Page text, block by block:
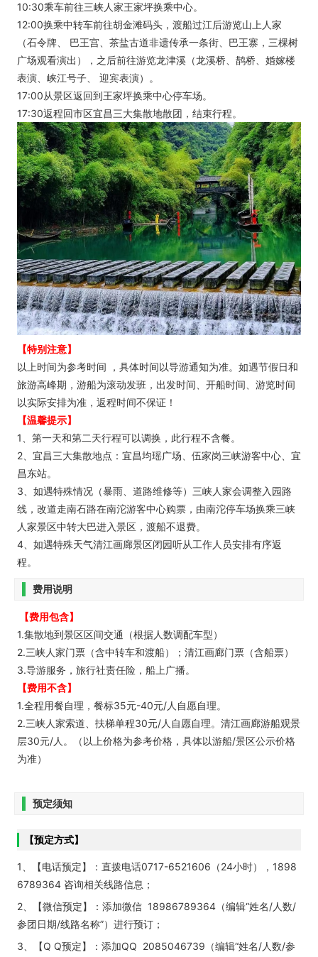
10:30乘车前往三峡人家王家坪换乘中心。
12:00换乘中转车前往胡金滩码头，渡船过江后游览山上人家
（石令牌、 巴王宫、茶盐古道非遗传承一条街、巴王寨，三棵树
广场观看演出），之后前往游览龙津溪（龙溪桥、鹊桥、婚嫁楼
表演、峡江号子、 迎宾表演）。
17:00从景区返回到王家坪换乘中心停车场。
17:30返程回市区宜昌三大集散地散团，结束行程。
【特别注意】
以上时间为参考时间 ，具体时间以导游通知为准。如遇节假日和
旅游高峰期，游船为滚动发班，出发时间、开船时间、游览时间
以实际安排为准，返程时间不保证！
【温馨提示】
1、第一天和第二天行程可以调换，此行程不含餐。
2、宜昌三大集散地点：宜昌均瑶广场、伍家岗三峡游客中心、宜
昌东站。
3、如遇特殊情况（暴雨、道路维修等）三峡人家会调整入园路
线，改道走南石路在南沱游客中心购票，由南沱停车场换乘三峡
人家景区中转大巴进入景区，渡船不退费。
4、如遇特殊天气清江画廊景区闭园听从工作人员安排有序返
程。
费用说明
【费用包含】
1.集散地到景区区间交通（根据人数调配车型）
2.三峡人家门票（含中转车和渡船）；清江画廊门票（含船票）
3.导游服务，旅行社责任险，船上广播。
【费用不含】
1.全程用餐自理，餐标35元-40元/人自愿自理。
2.三峡人家索道、扶梯单程30元/人自愿自理。清江画廊游船观景
层30元/人。（以上价格为参考价格，具体以游船/景区公示价格
为准）
预定须知
【预定方式】
1、【电话预定】：直拨电话0717-6521606（24小时），1898
6789364 咨询相关线路信息；
2、【微信预定】：添加微信 18986789364（编辑“姓名/人数/
参团日期/线路名称”）进行预订；
3、【Q Q预定】：添加QQ 2085046739（编辑“姓名/人数/参